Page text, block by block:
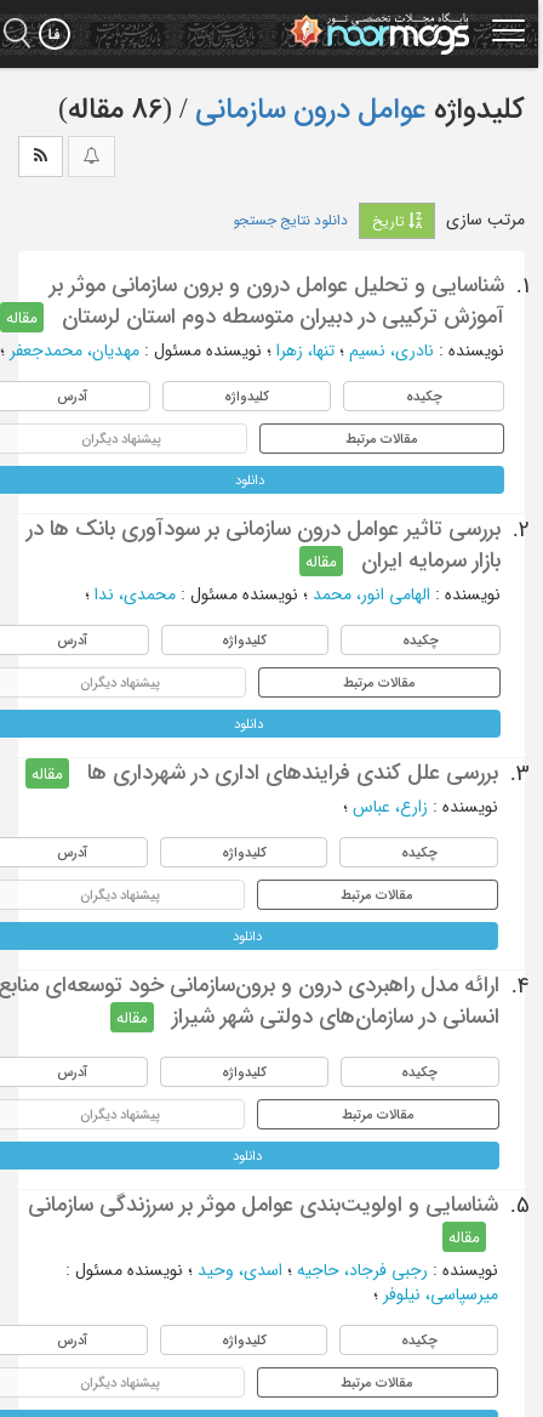
کلیدواژه عوامل درون سازمانی ‏/ (86 مقاله)
مرتب سازی تاریخ دانلود نتایج جستجو
1.
شناسایی و تحلیل عوامل درون و برون سازمانی موثر بر
آموزش ترکیبی در دبیران متوسطه دوم استان لرستان
مقاله
نویسنده: نادری، نسیم؛ تنها، زهرا ؛ نویسنده مسئول : مهدیان، محمدجعفر؛
چکیده کلیدواژه آدرس
مقالات مرتبط پیشنهاد دیگران
دانلود
2.
بررسی تاثیر عوامل درون سازمانی بر سودآوری بانک ها در
بازار سرمایه ایران
مقاله
نویسنده: الهامی انور، محمد؛ نویسنده مسئول : محمدی، ندا؛
چکیده کلیدواژه آدرس
مقالات مرتبط پیشنهاد دیگران
دانلود
3. بررسی علل کندی فرایندهای اداری در شهرداری ها
مقاله
نویسنده: زارع، عباس ؛
چکیده کلیدواژه آدرس
مقالات مرتبط پیشنهاد دیگران
دانلود
4.
ارائه مدل راهبردی درون و برون‌سازمانی خود توسعه‌ای منابع
انسانی در سازمان‌های دولتی شهر شیراز
مقاله
چکیده کلیدواژه آدرس
مقالات مرتبط پیشنهاد دیگران
دانلود
5. شناسایی و اولویت‌بندی عوامل موثر بر سرزندگی سازمانی
مقاله
نویسنده: رجبی فرجاد، حاجیه؛ اسدی، وحید؛ نویسنده مسئول :
میرسپاسی، نیلوفر؛
چکیده کلیدواژه آدرس
مقالات مرتبط پیشنهاد دیگران